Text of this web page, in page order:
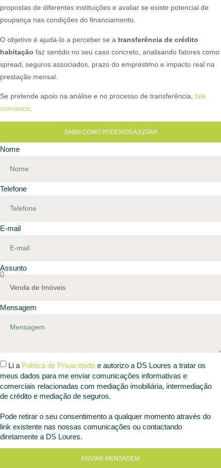
propostas de diferentes instituições e avaliar se existe potencial de
poupança nas condições do financiamento.
O objetivo é ajudá-lo a perceber se a transferência de crédito
habitação faz sentido no seu caso concreto, analisando fatores como
spread, seguros associados, prazo do empréstimo e impacto real na
prestação mensal.
Se pretende apoio na análise e no processo de transferência, fale
connosco
SAIBA COMO PODEMOS AJUDAR
Nome
Telefone
E-mail
Assunto
Mensagem
Li a Política de Privacidade e autorizo a DS Loures a tratar os
meus dados para me enviar comunicações informativas e
comerciais relacionadas com mediação imobiliária, intermediação
de crédito e mediação de seguros.
Pode retirar o seu consentimento a qualquer momento através do
link existente nas nossas comunicações ou contactando
diretamente a DS Loures.
ENVIAR MENSAGEM